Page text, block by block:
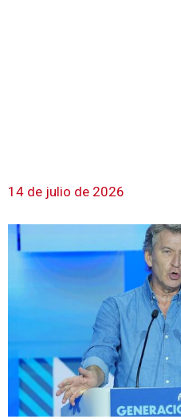
14 de julio de 2026